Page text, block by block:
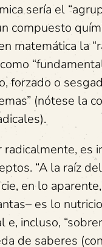
sería el
compuesto
matemática la
forzado o
(nótese la
es ir
“A la raíz
en lo
es lo
incluso,
de saberes